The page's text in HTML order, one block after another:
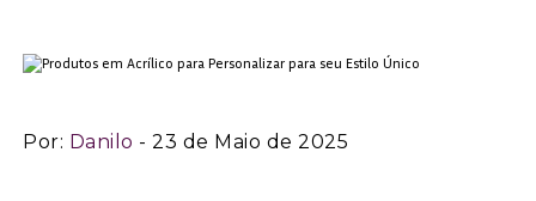
Por: Danilo - 23 de Maio de 2025